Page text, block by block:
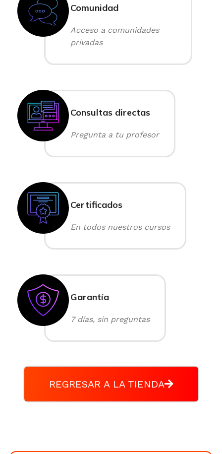
Comunidad
Acceso a comunidades
privadas
Consultas directas
Pregunta a tu profesor
Certificados
En todos nuestros cursos
Garantía
7 días, sin preguntas
REGRESAR A LA TIENDA